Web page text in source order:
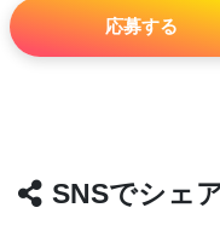
応募する
SNSでシェ